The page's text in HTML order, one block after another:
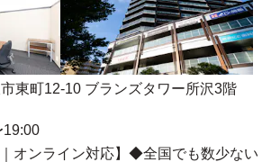
東町12-10 ブランズタワー所沢3階
19:00
｜オンライン対応】◆全国でも数少ない